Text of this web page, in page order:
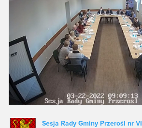
Sesja Rady Gminy Przerośl nr VI